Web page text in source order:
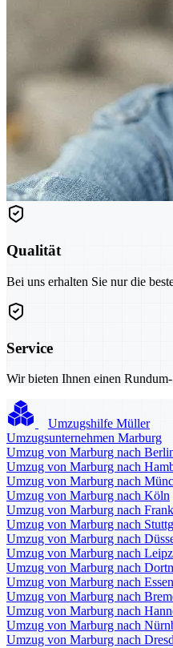
Qualität
Bei uns erhalten Sie nur die
Service
Wir bieten Ihnen einen
Umzugshilfe Müller
Umzugsunternehmen Marburg
Umzug von Marburg nach
Umzug von Marburg nach
Umzug von Marburg nach
Umzug von Marburg nach Köln
Umzug von Marburg nach
Umzug von Marburg nach
Umzug von Marburg nach
Umzug von Marburg nach
Umzug von Marburg nach
Umzug von Marburg nach Essen
Umzug von Marburg nach
Umzug von Marburg nach
Umzug von Marburg nach
Umzug von Marburg nach